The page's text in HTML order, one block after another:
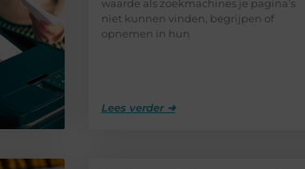
waarde als zoekmachines je pagina’s
niet kunnen vinden, begrijpen of
opnemen in hun
Lees verder ➜